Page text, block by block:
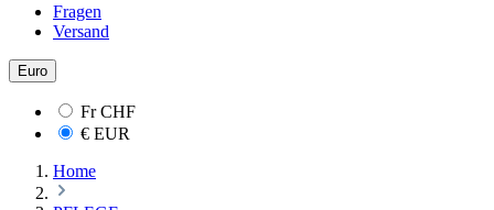
Fragen
Versand
Euro
FrCHF
€ EUR
Home